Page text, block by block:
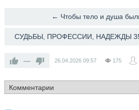
← ​Чтобы тело и душа
— 26.04.2026 09:57 175